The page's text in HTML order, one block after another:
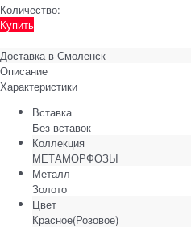
Количество:
Купить
Доставка в Смоленск
Описание
Характеристики
Вставка
Без вставок
Коллекция
МЕТАМОРФОЗЫ
Металл
Золото
Цвет
Красное(Розовое)